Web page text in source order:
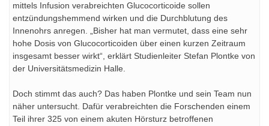
mittels Infusion verabreichten Glucocorticoide sollen
entzündungshemmend wirken und die Durchblutung des
Innenohrs anregen. „Bisher hat man vermutet, dass eine sehr
hohe Dosis von Glucocorticoiden über einen kurzen Zeitraum
insgesamt besser wirkt“, erklärt Studienleiter Stefan Plontke von
der Universitätsmedizin Halle.
Doch stimmt das auch? Das haben Plontke und sein Team nun
näher untersucht. Dafür verabreichten die Forschenden einem
Teil ihrer 325 von einem akuten Hörsturz betroffenen